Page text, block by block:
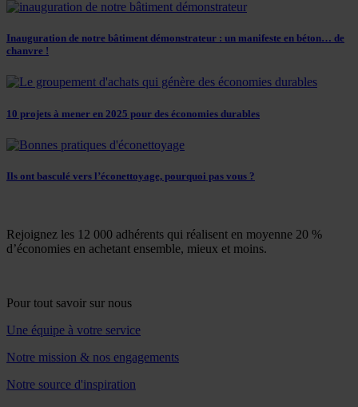
Inauguration de notre bâtiment démonstrateur : un manifeste en béton… de
chanvre !
10 projets à mener en 2025 pour des économies durables
Ils ont basculé vers l’éconettoyage, pourquoi pas vous ?
Rejoignez les 12 000 adhérents qui réalisent en moyenne 20 %
d’économies en achetant ensemble, mieux et moins.
Pour tout savoir sur nous
Une équipe à votre service
Notre mission & nos engagements
Notre source d'inspiration